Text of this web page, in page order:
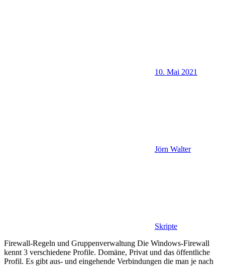
10. Mai 2021
Jörn Walter
Skripte
Firewall-Regeln und Gruppenverwaltung Die Windows-Firewall
kennt 3 verschiedene Profile. Domäne, Privat und das öffentliche
Profil. Es gibt aus- und eingehende Verbindungen die man je nach